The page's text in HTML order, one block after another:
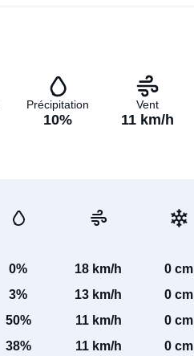
Précipitation
10%
Vent
11 km/h
0% 18 km/h 0 cm
3% 13 km/h 0 cm
50% 11 km/h 0 cm
38% 11 km/h 0 cm